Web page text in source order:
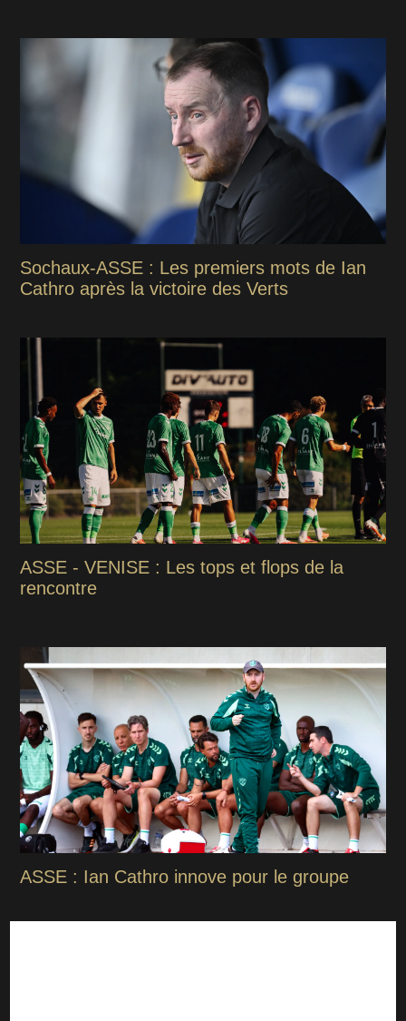
Sochaux-ASSE : Les premiers mots de Ian
Cathro après la victoire des Verts
ASSE - VENISE : Les tops et flops de la
rencontre
ASSE : Ian Cathro innove pour le groupe